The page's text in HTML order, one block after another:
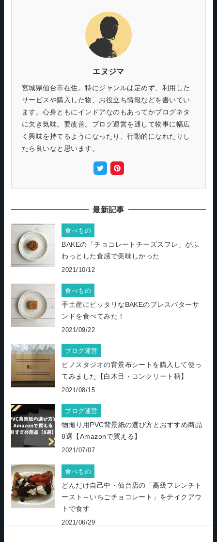
エヌジマ
宮城県仙台市在住。特にジャンルは定めず、利用した
サービスや購入した物、お役立ち情報などを書いてい
ます。心身ともにインドアなのもあってかブログネタ
に欠き気味。要改善。ブログ運営を通して物事に幅広
く興味を持てるようになったり、行動的になれたりし
たら良いなと思います。
最新記事
食べもの
BAKEの「チョコレートチーズスフレ」がふ
わっとした食感で美味しかった
2021/10/12
食べもの
手土産にピッタリなBAKEのプレスバターサ
ンドを食べてみた！
2021/09/22
ブログ運営
ピノスタジオの背景布シートを購入して使っ
てみました【白木目・コンクリート柄】
2021/08/15
ブログ運営
物撮り用PVC背景紙の選び方とおすすめ商品
8選【Amazonで買える】
2021/07/07
食べもの
どんだけ自己中・仙台店の「高級フレンチト
ースト～いちごチョコレート」をテイクアウ
トで食す
2021/06/29